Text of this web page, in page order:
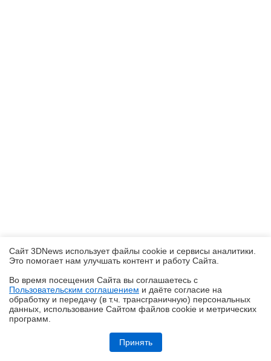
Обзор HUAWEI WATCH Kids X1 Pro: самые умные детские часы
Сайт 3DNews использует файлы cookie и сервисы аналитики.
Это помогает нам улучшать контент и работу Cайта.
Во время посещения Cайта вы соглашаетесь с
Пользовательским соглашением и даёте согласие на
обработку и передачу (в т.ч. трансграничную) персональных
данных, использование Cайтом файлов cookie и метрических
программ.
Принять